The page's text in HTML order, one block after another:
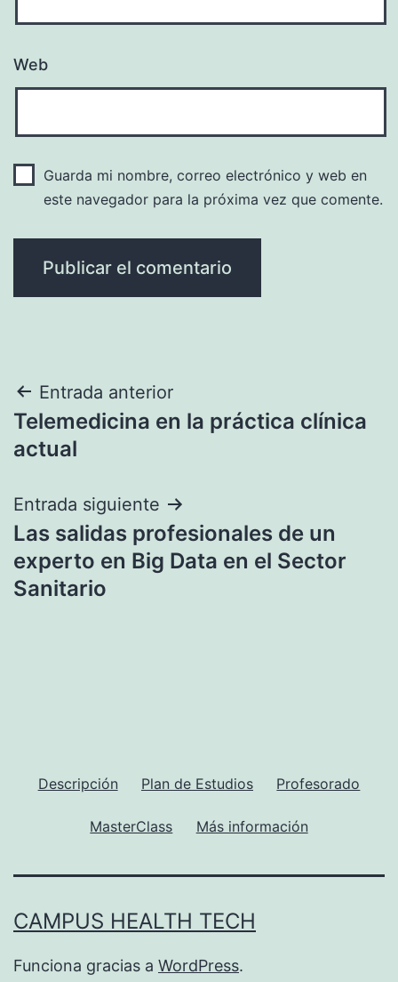
Web
Guarda mi nombre, correo electrónico y web en
este navegador para la próxima vez que comente.
Navegación
de
Entrada anterior
Telemedicina en la práctica clínica
actual
Entrada siguiente
Las salidas profesionales de un
experto en Big Data en el Sector
Sanitario
Descripción Plan de Estudios Profesorado
MasterClass Más información
CAMPUS HEALTH TECH
Funciona gracias a WordPress.